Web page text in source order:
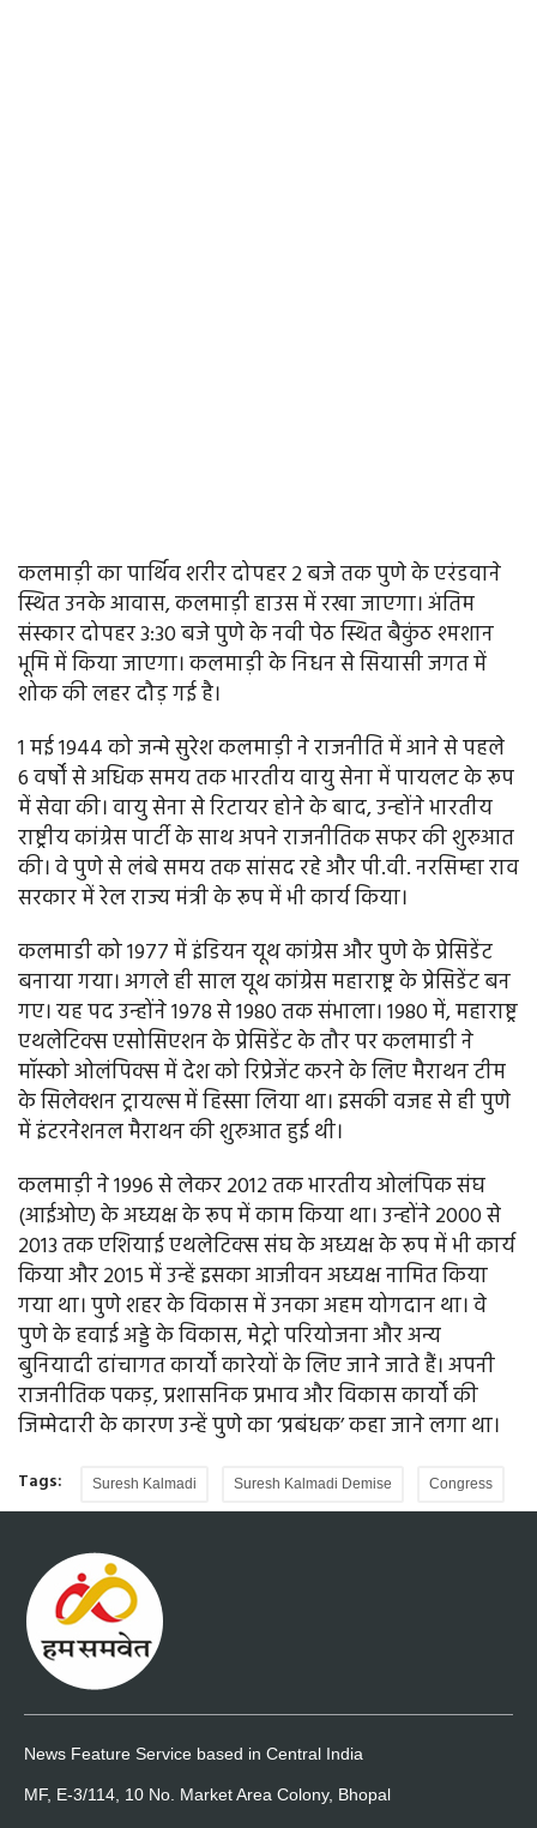
कलमाड़ी का पार्थिव शरीर दोपहर 2 बजे तक पुणे के एरंडवाने
स्थित उनके आवास, कलमाड़ी हाउस में रखा जाएगा। अंतिम
संस्कार दोपहर 3:30 बजे पुणे के नवी पेठ स्थित बैकुंठ श्मशान
भूमि में किया जाएगा। कलमाड़ी के निधन से सियासी जगत में
शोक की लहर दौड़ गई है।
1 मई 1944 को जन्मे सुरेश कलमाड़ी ने राजनीति में आने से पहले
6 वर्षों से अधिक समय तक भारतीय वायु सेना में पायलट के रूप
में सेवा की। वायु सेना से रिटायर होने के बाद, उन्होंने भारतीय
राष्ट्रीय कांग्रेस पार्टी के साथ अपने राजनीतिक सफर की शुरुआत
की। वे पुणे से लंबे समय तक सांसद रहे और पी.वी. नरसिम्हा राव
सरकार में रेल राज्य मंत्री के रूप में भी कार्य किया।
कलमाडी को 1977 में इंडियन यूथ कांग्रेस और पुणे के प्रेसिडेंट
बनाया गया। अगले ही साल यूथ कांग्रेस महाराष्ट्र के प्रेसिडेंट बन
गए। यह पद उन्होंने 1978 से 1980 तक संभाला। 1980 में, महाराष्ट्र
एथलेटिक्स एसोसिएशन के प्रेसिडेंट के तौर पर कलमाडी ने
मॉस्को ओलंपिक्स में देश को रिप्रेजेंट करने के लिए मैराथन टीम
के सिलेक्शन ट्रायल्स में हिस्सा लिया था। इसकी वजह से ही पुणे
में इंटरनेशनल मैराथन की शुरुआत हुई थी।
कलमाड़ी ने 1996 से लेकर 2012 तक भारतीय ओलंपिक संघ
(आईओए) के अध्यक्ष के रूप में काम किया था। उन्होंने 2000 से
2013 तक एशियाई एथलेटिक्स संघ के अध्यक्ष के रूप में भी कार्य
किया और 2015 में उन्हें इसका आजीवन अध्यक्ष नामित किया
गया था। पुणे शहर के विकास में उनका अहम योगदान था। वे
पुणे के हवाई अड्डे के विकास, मेट्रो परियोजना और अन्य
बुनियादी ढांचागत कार्यों कारेयों के लिए जाने जाते हैं। अपनी
राजनीतिक पकड़, प्रशासनिक प्रभाव और विकास कार्यों की
जिम्मेदारी के कारण उन्हें पुणे का ‘प्रबंधक’ कहा जाने लगा था।
Tags: Suresh Kalmadi Suresh Kalmadi Demise Congress
News Feature Service based in Central India
MF, E-3/114, 10 No. Market Area Colony, Bhopal